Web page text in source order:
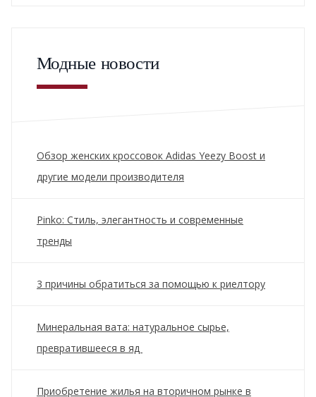
Модные новости
Обзор женских кроссовок Adidas Yeezy Boost и
другие модели производителя
Pinko: Стиль, элегантность и современные
тренды
3 причины обратиться за помощью к риелтору
Минеральная вата: натуральное сырье,
превратившееся в яд
Приобретение жилья на вторичном рынке в